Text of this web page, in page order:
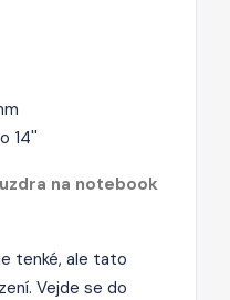
14''
na notebook
tenké, ale tato
Vejde se do